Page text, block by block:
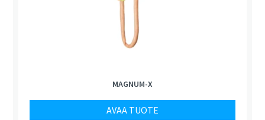
MAGNUM-X
AVAA TUOTE